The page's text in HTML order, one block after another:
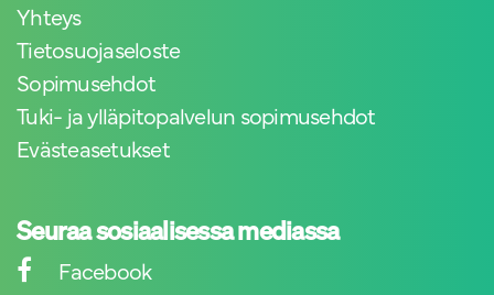
Yhteys
Tietosuojaseloste
Sopimusehdot
Tuki- ja ylläpitopalvelun sopimusehdot
Evästeasetukset
Seuraa sosiaalisessa mediassa
Facebook